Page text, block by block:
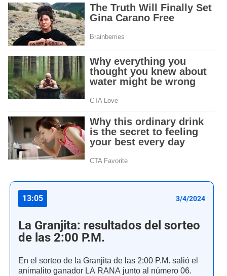
13:05 3/4/2024
La Granjita: resultados del sorteo
de las 2:00 P.M.
En el sorteo de la Granjita de las 2:00 P.M. salió el
animalito ganador LA RANA junto al número 06.